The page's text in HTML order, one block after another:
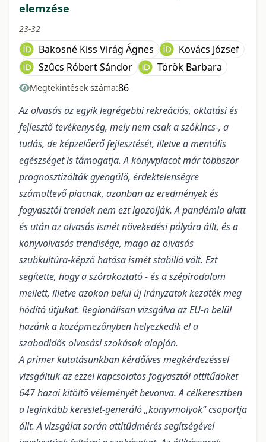
elemzése
23-32
Bakosné Kiss Virág Ágnes
Kovács József
Szűcs Róbert Sándor
Török Barbara
Megtekintések száma:86
Az olvasás az egyik legrégebbi rekreációs, oktatási és
fejlesztő tevékenység, mely nem csak a szókincs-, a
tudás, de képzelőerő fejlesztését, illetve a mentális
egészséget is támogatja. A könyvpiacot már többször
prognosztizálták gyengülő, érdektelenségre
számottevő piacnak, azonban az eredmények és
fogyasztói trendek nem ezt igazolják. A pandémia alatt
és után az olvasás ismét növekedési pályára állt, és a
könyvolvasás trendisége, maga az olvasás
szubkultúra-képző hatása ismét stabillá vált. Ezt
segítette, hogy a szórakoztató - és a szépirodalom
mellett, illetve azokon belül új irányzatok kezdték meg
hódító útjukat. Regionálisan vizsgálva az EU-n belül
hazánk a középmezőnyben helyezkedik el a
szabadidős olvasási szokások alapján.
A primer kutatásunkban kérdőíves megkérdezéssel
vizsgáltuk az ezzel kapcsolatos fogyasztói attitűdöket
647 hazai kitöltő véleményét bevonva. A célkeresztben
a leginkább kereslet-generáló „könyvmolyok” csoportja
állt. A vizsgálat során attitűdmérés segítségével